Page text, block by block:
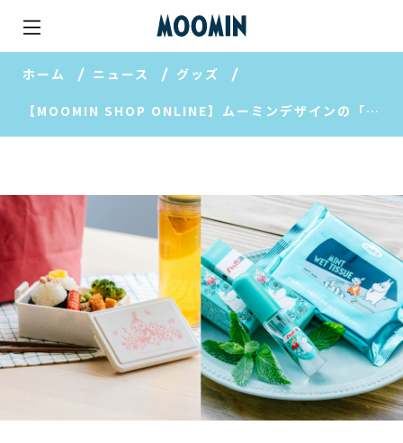
ホーム ニュース グッズ
【MOOMIN SHOP ONLINE】ムーミンデザインの「北見ハッカ」アイテムが登場！新商品のご紹介♪